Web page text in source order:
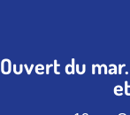
Ouvert du